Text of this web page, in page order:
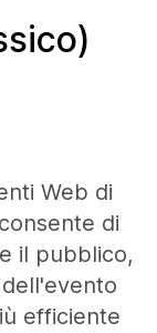
Web di
di
il pubblico,
efficiente